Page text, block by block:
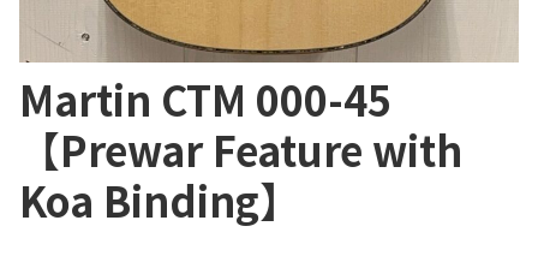
Martin CTM 000-45
【Prewar Feature with
Koa Binding】